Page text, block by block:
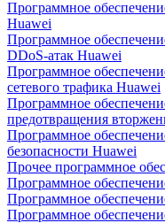
Программное
Huawei
Программное
DDoS-атак Huawei
Программное
сетевого трафика Huawei
Программное
предотвращения
Программное
безопасности Huawei
Прочее программное
Программное
Программное
Программное